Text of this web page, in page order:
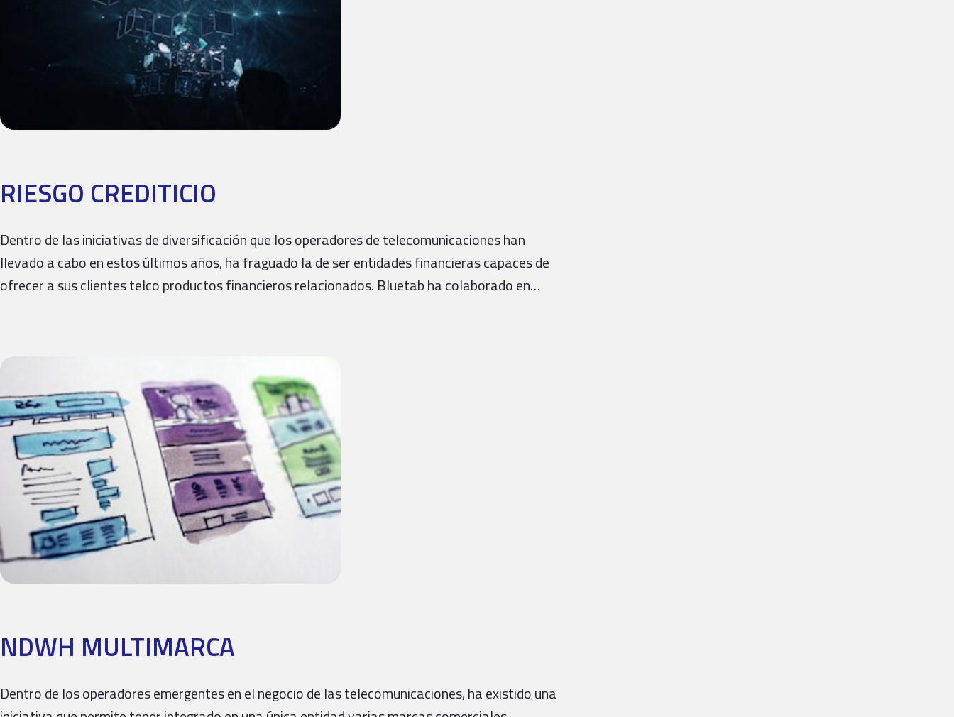
RIESGO CREDITICIO
Dentro de las iniciativas de diversificación que los operadores de telecomunicaciones han
llevado a cabo en estos últimos años, ha fraguado la de ser entidades financieras capaces de
ofrecer a sus clientes telco productos financieros relacionados. Bluetab ha colaborado en…
NDWH MULTIMARCA
Dentro de los operadores emergentes en el negocio de las telecomunicaciones, ha existido una